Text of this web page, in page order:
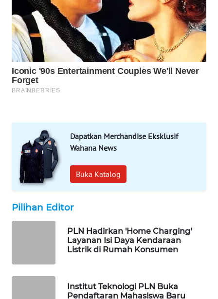
Dapatkan Merchandise Eksklusif
Wahana News
Buka Katalog
Pilihan Editor
PLN Hadirkan 'Home Charging'
Layanan Isi Daya Kendaraan
Listrik di Rumah Konsumen
Institut Teknologi PLN Buka
Pendaftaran Mahasiswa Baru
MASYARAKAT
KELISTRIKAN
WALINKI
ID
MAWAKA
MARTABAT
NET
PLN
WATCH
KOPEKLIN